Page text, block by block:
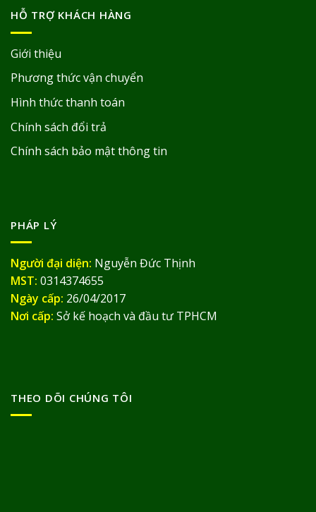
HỖ TRỢ KHÁCH HÀNG
Giới thiệu
Phương thức vận chuyển
Hình thức thanh toán
Chính sách đổi trả
Chính sách bảo mật thông tin
PHÁP LÝ
Người đại diện: Nguyễn Đức Thịnh
MST: 0314374655
Ngày cấp: 26/04/2017
Nơi cấp: Sở kế hoạch và đầu tư TPHCM
THEO DÕI CHÚNG TÔI